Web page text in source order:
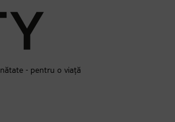
- pentru o viață